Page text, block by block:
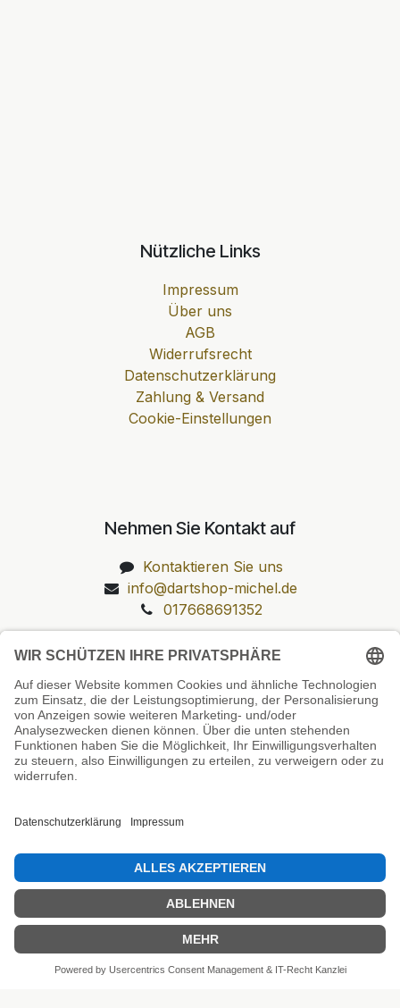
Nützliche Links
Impressum
Über uns
AGB
Widerrufsrecht
Datenschutzerklärung
Zahlung & Versand
Cookie-Einstellungen
Nehmen Sie Kontakt auf
Kontaktieren Sie uns
info@dartshop-michel.de
017668691352
Unsere Prüfsiegel